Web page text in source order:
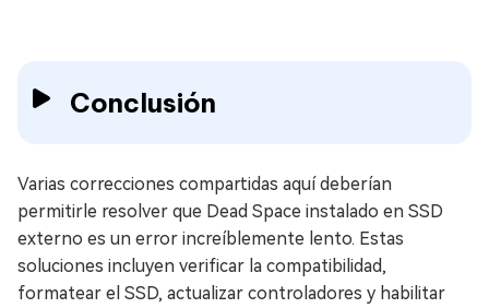
Conclusión
Varias correcciones compartidas aquí deberían
permitirle resolver que Dead Space instalado en SSD
externo es un error increíblemente lento. Estas
soluciones incluyen verificar la compatibilidad,
formatear el SSD, actualizar controladores y habilitar